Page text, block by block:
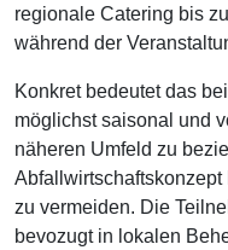
regionale Catering bis
während der
Konkret bedeutet das
möglichst saisonal und
näheren Umfeld zu
zu vermeiden. Die
bevozugt in lokalen